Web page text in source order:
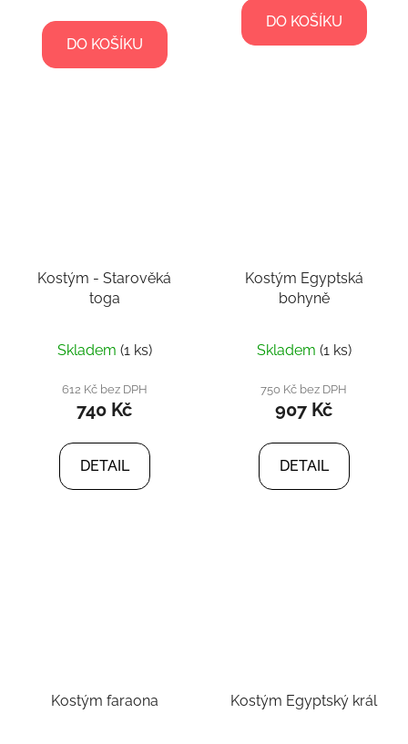
DO KOŠÍKU
DO KOŠÍKU
Kostým - Starověká
toga
Skladem (1 ks)
612 Kč bez DPH
740 Kč
DETAIL
Kostým Egyptská
bohyně
Skladem (1 ks)
750 Kč bez DPH
907 Kč
DETAIL
Kostým faraona Kostým Egyptský král